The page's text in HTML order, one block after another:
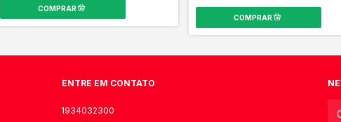
ENTRE EM CONTATO
1934032300